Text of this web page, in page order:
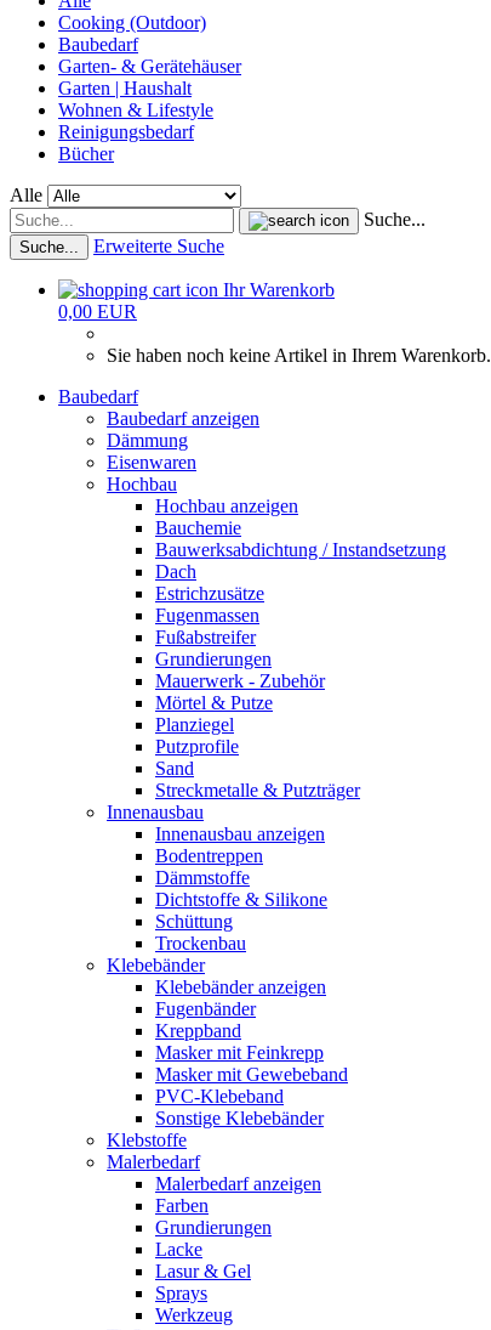
Cooking (Outdoor)
Baubedarf
Garten- & Gerätehäuser
Garten | Haushalt
Wohnen & Lifestyle
Reinigungsbedarf
Bücher
Alle
Suche...
Suche... Erweiterte Suche
Ihr Warenkorb
0,00 EUR
Sie haben noch keine Artikel in Ihrem Warenkorb.
Baubedarf
Baubedarf anzeigen
Dämmung
Eisenwaren
Hochbau
Hochbau anzeigen
Bauchemie
Bauwerksabdichtung / Instandsetzung
Dach
Estrichzusätze
Fugenmassen
Fußabstreifer
Grundierungen
Mauerwerk - Zubehör
Mörtel & Putze
Planziegel
Putzprofile
Sand
Streckmetalle & Putzträger
Innenausbau
Innenausbau anzeigen
Bodentreppen
Dämmstoffe
Dichtstoffe & Silikone
Schüttung
Trockenbau
Klebebänder
Klebebänder anzeigen
Fugenbänder
Kreppband
Masker mit Feinkrepp
Masker mit Gewebeband
PVC-Klebeband
Sonstige Klebebänder
Klebstoffe
Malerbedarf
Malerbedarf anzeigen
Farben
Grundierungen
Lacke
Lasur & Gel
Sprays
Werkzeug